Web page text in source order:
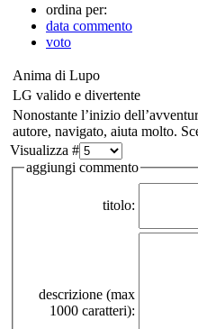
ordina per:
data commento
voto
Anima di Lupo
LG valido e divertente
Nonostante l’inizio
autore, navigato, aiuta molto.
Visualizza #
aggiungi commento
titolo:
descrizione (max
1000 caratteri):